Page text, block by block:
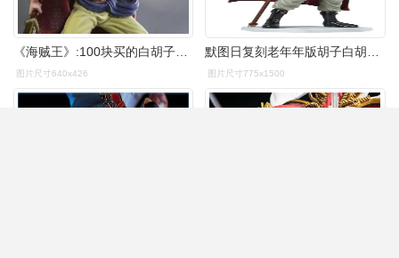
图片尺寸640x426 图片尺寸775x1500